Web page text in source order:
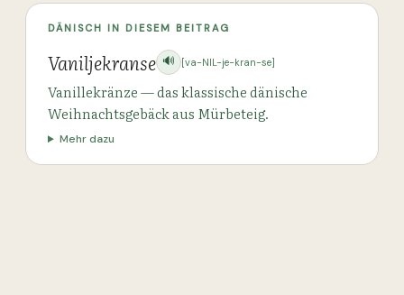
DÄNISCH IN DIESEM BEITRAG
Vaniljekranse 🔊 [va-NIL-je-kran-se]
Vanillekränze — das klassische dänische
Weihnachtsgebäck aus Mürbeteig.
Mehr dazu